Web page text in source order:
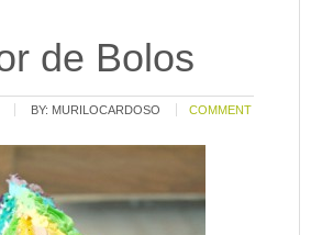
de Bolos
BY: MURILOCARDOSO COMMENT